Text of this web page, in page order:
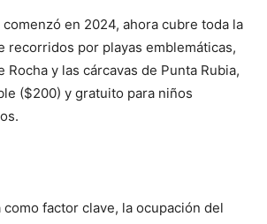
en 2024, ahora cubre toda la
recorridos por playas emblemáticas,
Rocha y las cárcavas de Punta Rubia,
($200) y gratuito para niños
factor clave, la ocupación del